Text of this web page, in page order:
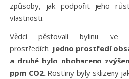
způsoby, jak podpořit jeho
vlastnosti.
Vědci pěstovali bylinu ve
prostředích. Jedno prostředí
a druhé bylo obohaceno
ppm CO2. Rostliny byly sklizeny